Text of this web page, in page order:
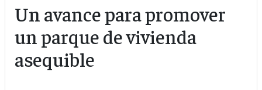
Un avance para promover
un parque de vivienda
asequible